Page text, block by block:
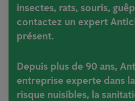
insectes, rats, souris,
contactez un expert
présent.
Depuis plus de 90 ans,
entreprise experte dans
risque nuisibles, la